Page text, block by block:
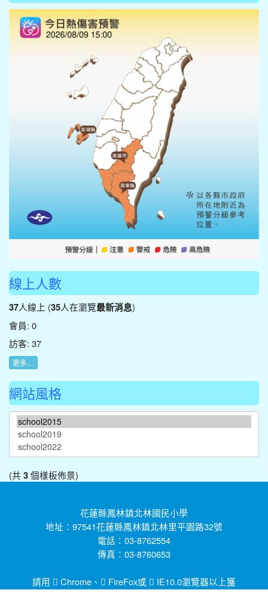
線上人數
37人線上 (35人在瀏覽最新消息)
會員: 0
訪客: 37
更多…
網站風格
(共 3個樣板佈景)
花蓮縣鳳林鎮北林國民小學
地址：97541花蓮縣鳳林鎮北林里平園路32號
電話：03-8762554
傳真：03-8760653
請用 Chrome 、 FireFox或
IE10.0瀏覽器以上獲